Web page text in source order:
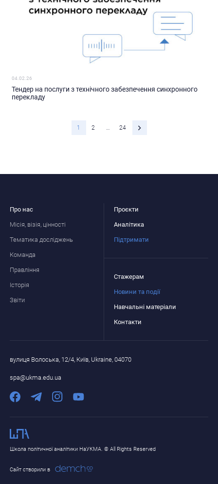
04.02.26
Тендер на послуги з технічного забезпечення синхронного
перекладу
1 2 24
Про нас
Місія, візія, цінності
Тематика досліджень
Команда
Правління
Історія
Звіти
Проєкти
Аналітика
Підтримати
Стажерам
Новини та події
Навчальні матеріали
Контакти
вулиця Волоська, 12/4, Київ, Ukraine, 04070
spa@ukma.edu.ua
Школа політичної аналітики НаУКМА. © All Rights Reserved
Сайт створили в